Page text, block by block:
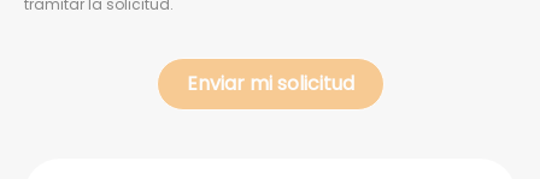
tramitar la solicitud.